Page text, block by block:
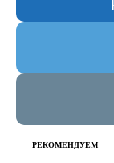
РЕКОМЕНДУЕМ